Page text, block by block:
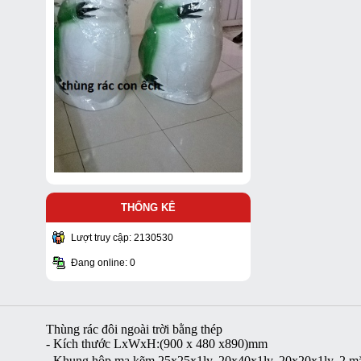
THỐNG KÊ
Lượt truy cập: 2130530
Đang online: 0
Thùng rác đôi ngoài trời bằng thép
- Kích thước LxWxH:(900 x 480 x890)mm